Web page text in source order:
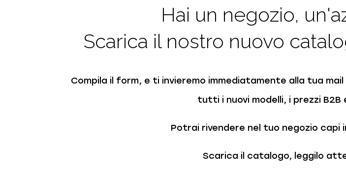
Hai un negozio,
Scarica il nostro nuovo
Compila il form, e ti invieremo immediatamente alla tua
tutti i nuovi modelli, i prezzi
Potrai rivendere nel tuo negozio capi
Scarica il catalogo, leggilo